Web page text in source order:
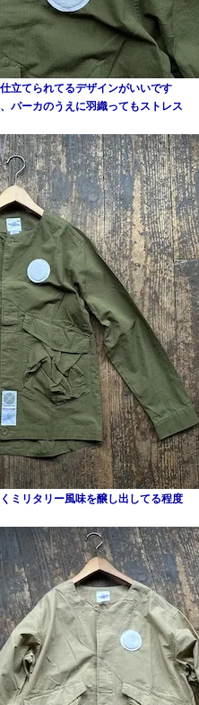
立てられてるデザインがいいです
パーカのうえに羽織ってもストレス
ミリタリー風味を醸し出してる程度